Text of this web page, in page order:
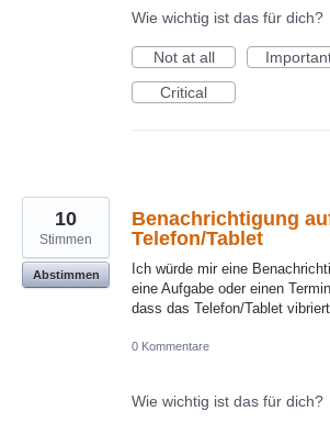
Wie wichtig ist das für dich?
Not at all
Critical
Benachrichtigung
Telefon/Tablet
Ich würde mir eine
eine Aufgabe oder einen
dass das Telefon/Tablet
10
Stimmen
Abstimmen
0 Kommentare
Wie wichtig ist das für dich?